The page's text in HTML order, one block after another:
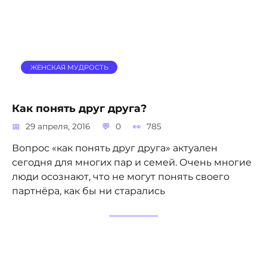
ЖЕНСКАЯ МУДРОСТЬ
Как понять друг друга?
29 апреля, 2016 0 785
Вопрос «как понять друг друга» актуален
сегодня для многих пар и семей. Очень многие
люди осознают, что не могут понять своего
партнёра, как бы ни старались